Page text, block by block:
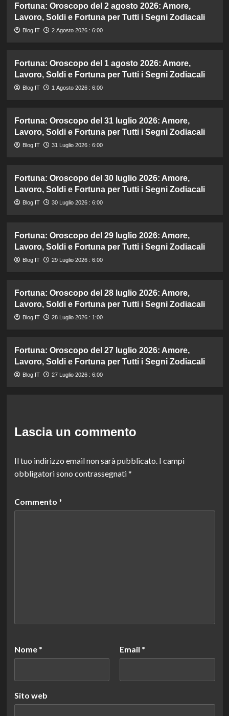
Fortuna: Oroscopo del 2 agosto 2026: Amore,
Lavoro, Soldi e Fortuna per Tutti i Segni Zodiacali
Blog.IT 2 Agosto 2026 : 6:00
Fortuna: Oroscopo del 1 agosto 2026: Amore,
Lavoro, Soldi e Fortuna per Tutti i Segni Zodiacali
Blog.IT 1 Agosto 2026 : 6:00
Fortuna: Oroscopo del 31 luglio 2026: Amore,
Lavoro, Soldi e Fortuna per Tutti i Segni Zodiacali
Blog.IT 31 Luglio 2026 : 6:00
Fortuna: Oroscopo del 30 luglio 2026: Amore,
Lavoro, Soldi e Fortuna per Tutti i Segni Zodiacali
Blog.IT 30 Luglio 2026 : 6:00
Fortuna: Oroscopo del 29 luglio 2026: Amore,
Lavoro, Soldi e Fortuna per Tutti i Segni Zodiacali
Blog.IT 29 Luglio 2026 : 6:00
Fortuna: Oroscopo del 28 luglio 2026: Amore,
Lavoro, Soldi e Fortuna per Tutti i Segni Zodiacali
Blog.IT 28 Luglio 2026 : 1:00
Fortuna: Oroscopo del 27 luglio 2026: Amore,
Lavoro, Soldi e Fortuna per Tutti i Segni Zodiacali
Blog.IT 27 Luglio 2026 : 6:00
Lascia un commento
Il tuo indirizzo email non sarà pubblicato. I campi
obbligatori sono contrassegnati*
Commento *
Nome * Email *
Sito web